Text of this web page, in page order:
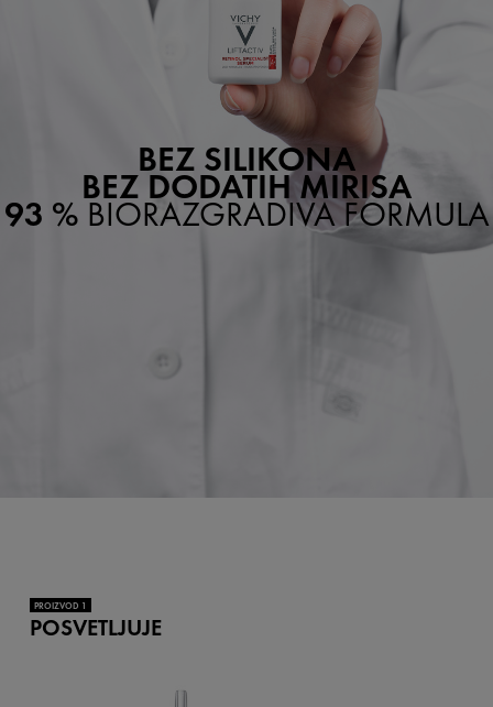
BEZ SILIKONA
BEZ DODATIH MIRISA
93 % BIORAZGRADIVA FORMULA
PROIZVOD 1
POSVETLJUJE